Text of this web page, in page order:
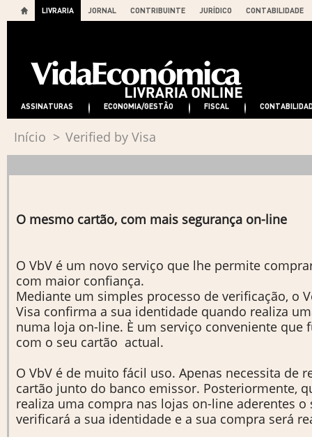
LIVRARIA JORNAL CONTRIBUINTE JURÍDICO CONTABILIDADE
ASSINATURAS ECONOMIA/GESTÃO FISCAL
Início > Verified by Visa
O mesmo cartão, com mais segurança on-line
O VbV é um novo serviço que lhe permite
com maior confiança.
Mediante um simples processo de verificação, o
Visa confirma a sua identidade quando realiza
numa loja on-line. È um serviço conveniente que
com o seu cartão actual.
O VbV é de muito fácil uso. Apenas necessita de
cartão junto do banco emissor. Posteriormente,
realiza uma compra nas lojas on-line aderentes o
verificará a sua identidade e a sua compra será